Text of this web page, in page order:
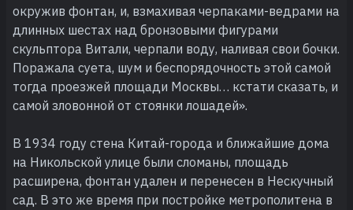
окружив фонтан, и, взмахивая черпаками-ведрами на
длинных шестах над бронзовыми фигурами
скульптора Витали, черпали воду, наливая свои бочки.
Поражала суета, шум и беспорядочность этой самой
тогда проезжей площади Москвы… кстати сказать, и
самой зловонной от стоянки лошадей».
В 1934 году стена Китай-города и ближайшие дома
на Никольской улице были сломаны, площадь
расширена, фонтан удален и перенесен в Нескучный
сад. В это же время при постройке метрополитена в